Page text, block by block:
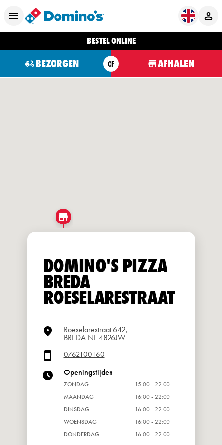
BESTEL ONLINE
BEZORGEN OF AFHALEN
DOMINO'S PIZZA
BREDA
ROESELARESTRAAT
Roeselarestraat 642,
BREDA NL 4826JW
0762100160
Openingstijden
ZONDAG
15:00 - 22:00
MAANDAG
16:00 - 22:00
DINSDAG
16:00 - 22:00
WOENSDAG
16:00 - 22:00
DONDERDAG
16:00 - 22:00